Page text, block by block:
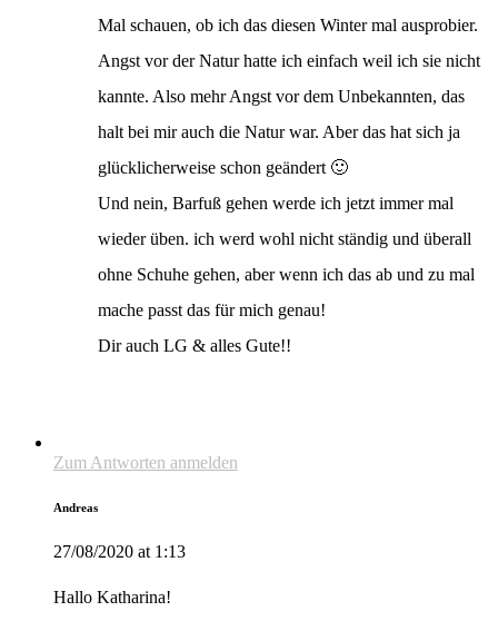
Mal schauen, ob ich das diesen Winter mal ausprobier.
Angst vor der Natur hatte ich einfach weil ich sie nicht
kannte. Also mehr Angst vor dem Unbekannten, das
halt bei mir auch die Natur war. Aber das hat sich ja
glücklicherweise schon geändert 🙂
Und nein, Barfuß gehen werde ich jetzt immer mal
wieder üben. ich werd wohl nicht ständig und überall
ohne Schuhe gehen, aber wenn ich das ab und zu mal
mache passt das für mich genau!
Dir auch LG & alles Gute!!
Zum Antworten anmelden
Andreas
27/08/2020 at 1:13
Hallo Katharina!